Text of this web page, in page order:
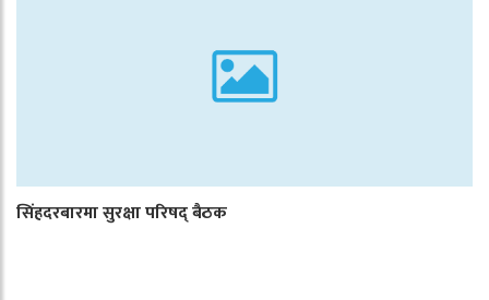
सिंहदरबारमा सुरक्षा परिषद् बैठक